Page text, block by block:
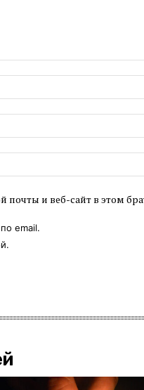
почты и веб-сайт в этом
email.